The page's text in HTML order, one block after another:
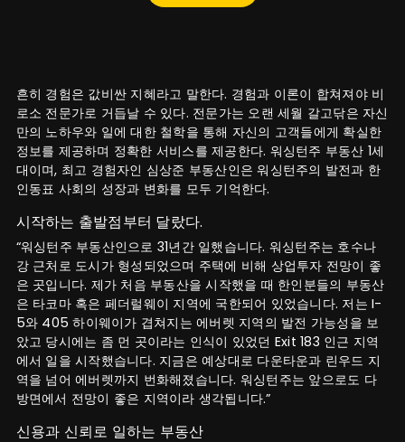
흔히 경험은 값비싼 지혜라고 말한다. 경험과 이론이 합쳐져야 비
로소 전문가로 거듭날 수 있다. 전문가는 오랜 세월 갈고닦은 자신
만의 노하우와 일에 대한 철학을 통해 자신의 고객들에게 확실한
정보를 제공하며 정확한 서비스를 제공한다. 워싱턴주 부동산 1세
대이며, 최고 경험자인 심상준 부동산인은 워싱턴주의 발전과 한
인동표 사회의 성장과 변화를 모두 기억한다.
시작하는 출발점부터 달랐다.
“워싱턴주 부동산인으로 31년간 일했습니다. 워싱턴주는 호수나
강 근처로 도시가 형성되었으며 주택에 비해 상업투자 전망이 좋
은 곳입니다. 제가 처음 부동산을 시작했을 때 한인분들의 부동산
은 타코마 혹은 페더럴웨이 지역에 국한되어 있었습니다. 저는 I-
5와 405 하이웨이가 겹쳐지는 에버렛 지역의 발전 가능성을 보
았고 당시에는 좀 먼 곳이라는 인식이 있었던 Exit 183 인근 지역
에서 일을 시작했습니다. 지금은 예상대로 다운타운과 린우드 지
역을 넘어 에버렛까지 번화해졌습니다. 워싱턴주는 앞으로도 다
방면에서 전망이 좋은 지역이라 생각됩니다.”
신용과 신뢰로 일하는 부동산